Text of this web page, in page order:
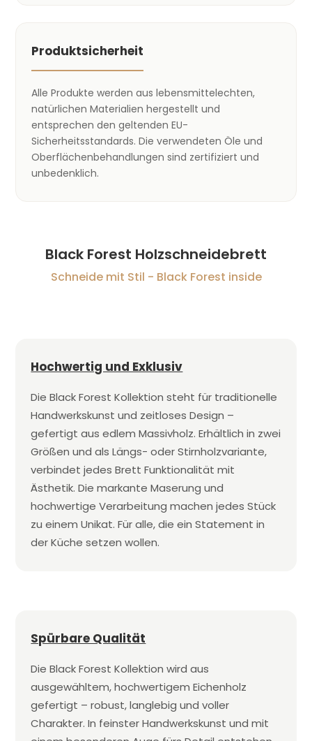
Produktsicherheit
Alle Produkte werden aus lebensmittelechten,
natürlichen Materialien hergestellt und
entsprechen den geltenden EU-
Sicherheitsstandards. Die verwendeten Öle und
Oberflächenbehandlungen sind zertifiziert und
unbedenklich.
Black Forest Holzschneidebrett
Schneide mit Stil - Black Forest inside
Hochwertig und Exklusiv
Die Black Forest Kollektion steht für traditionelle
Handwerkskunst und zeitloses Design –
gefertigt aus edlem Massivholz. Erhältlich in zwei
Größen und als Längs- oder Stirnholzvariante,
verbindet jedes Brett Funktionalität mit
Ästhetik. Die markante Maserung und
hochwertige Verarbeitung machen jedes Stück
zu einem Unikat. Für alle, die ein Statement in
der Küche setzen wollen.
Spürbare Qualität
Die Black Forest Kollektion wird aus
ausgewähltem, hochwertigem Eichenholz
gefertigt – robust, langlebig und voller
Charakter. In feinster Handwerkskunst und mit